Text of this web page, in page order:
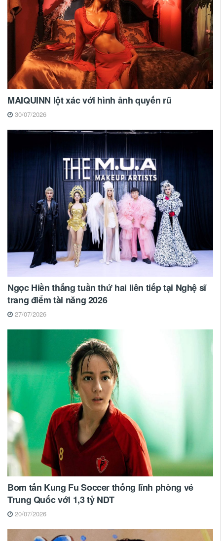
MAIQUINN lột xác với hình ảnh quyến rũ
30/07/2026
Ngọc Hiền thắng tuần thứ hai liên tiếp tại Nghệ sĩ
trang điểm tài năng 2026
27/07/2026
Bom tấn Kung Fu Soccer thống lĩnh phòng vé
Trung Quốc với 1,3 tỷ NDT
20/07/2026